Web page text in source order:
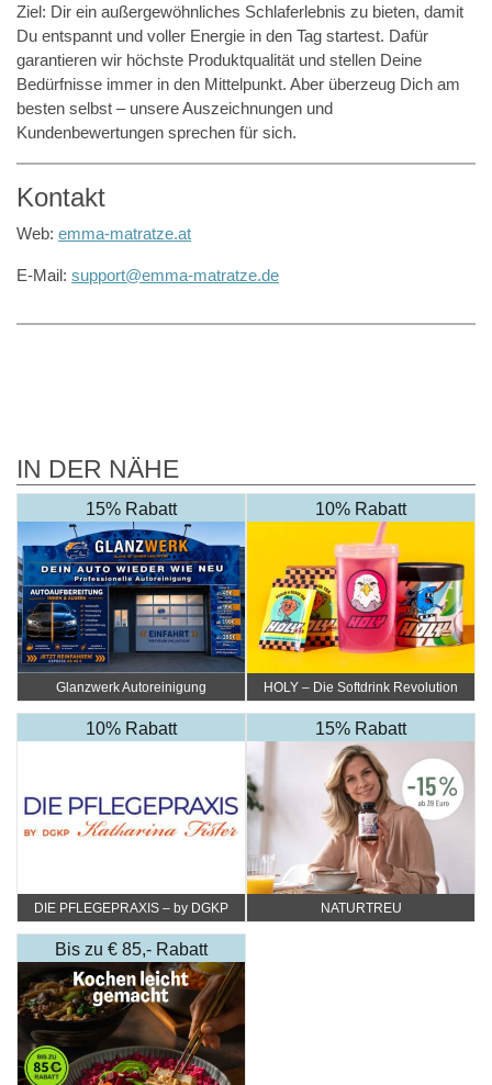
Ziel: Dir ein außergewöhnliches Schlaferlebnis zu bieten, damit
Du entspannt und voller Energie in den Tag startest. Dafür
garantieren wir höchste Produktqualität und stellen Deine
Bedürfnisse immer in den Mittelpunkt. Aber überzeug Dich am
besten selbst – unsere Auszeichnungen und
Kundenbewertungen sprechen für sich.
Kontakt
Web: emma-matratze.at
E-Mail: support@emma-matratze.de
IN DER NÄHE
15% Rabatt
Glanzwerk Autoreinigung
10% Rabatt
HOLY – Die Softdrink Revolution
10% Rabatt
DIE PFLEGEPRAXIS – by DGKP
15% Rabatt
NATURTREU
Bis zu € 85,- Rabatt